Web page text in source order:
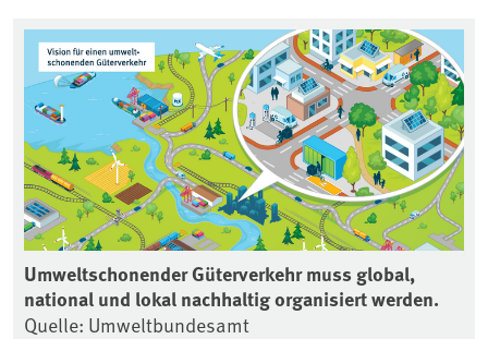
Umweltschonender Güterverkehr muss global,
national und lokal nachhaltig organisiert werden.
Quelle: Umweltbundesamt